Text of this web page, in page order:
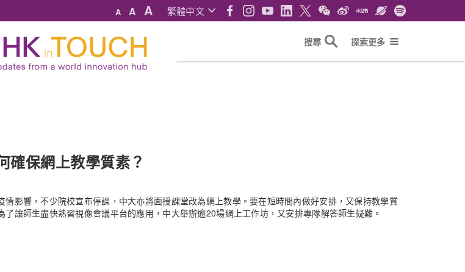
A A A 繁體中文
搜尋 探索更多
確保網上教學質素？
情影響，不少院校宣布停課，中大亦將面授課堂改為網上教學。要在短時間內做好安排，又保持教學質
了讓師生盡快熟習視像會議平台的應用，中大舉辦逾20場網上工作坊，又安排專隊解答師生疑難。